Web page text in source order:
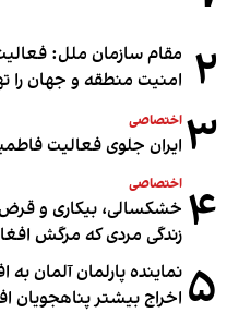
۲ مقام سازمان ملل:
امنیت منطقه و جهان را
۳ اختصاصی
ایران جلوی فعالیت
۴ اختصاصی
خشکسالی، بیکاری و قرض؛
زندگی مردی که مرگش
۵ نماینده پارلمان آلمان
اخراج بیشتر